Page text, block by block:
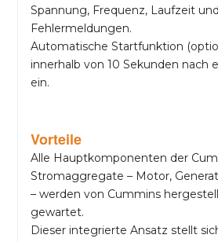
Spannung, Frequenz, Laufzeit und
Fehlermeldungen.
Automatische Startfunktion
innerhalb von 10 Sekunden nach
ein.
Vorteile
Alle Hauptkomponenten der
Stromaggregate – Motor,
– werden von Cummins
gewartet.
Dieser integrierte Ansatz stellt